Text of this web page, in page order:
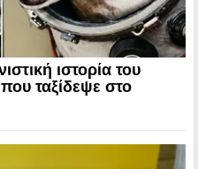
ιστορία του
ταξίδεψε στο